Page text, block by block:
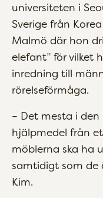
universiteten i
Sverige från
Malmö där hon
elefant” för vilket
inredning till
rörelseförmåga.
– Det mesta i
hjälpmedel från
möblerna ska ha
samtidigt som de
Kim.